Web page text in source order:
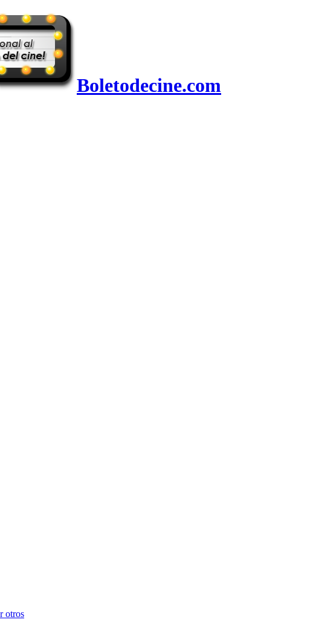
Boletodecine.com
otros